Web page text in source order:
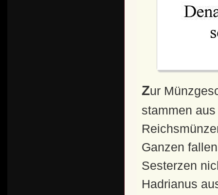
Zur Münzgeschichte: Die meisten seiner Prägungen
stammen
Ganzen
Sesterzen
Hadrianus